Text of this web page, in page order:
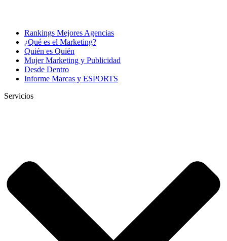
Rankings Mejores Agencias
¿Qué es el Marketing?
Quién es Quién
Mujer Marketing y Publicidad
Desde Dentro
Informe Marcas y ESPORTS
Servicios